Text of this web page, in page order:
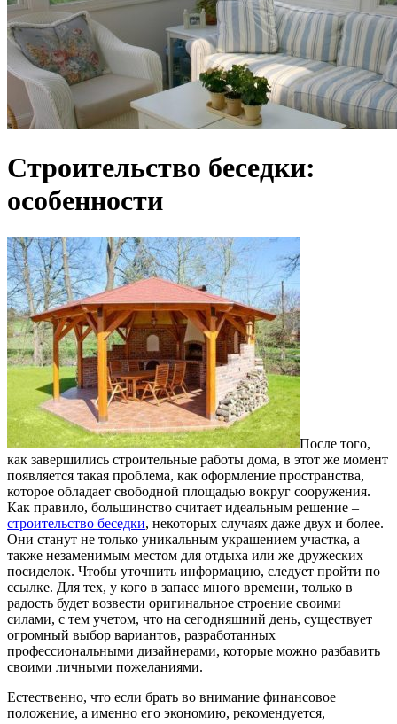
Строительство беседки:
особенности
После того,
как завершились строительные работы дома, в этот же момент
появляется такая проблема, как оформление пространства,
которое обладает свободной площадью вокруг сооружения.
Как правило, большинство считает идеальным решение –
строительство беседки, некоторых случаях даже двух и более.
Они станут не только уникальным украшением участка, а
также незаменимым местом для отдыха или же дружеских
посиделок. Чтобы уточнить информацию, следует пройти по
ссылке. Для тех, у кого в запасе много времени, только в
радость будет возвести оригинальное строение своими
силами, с тем учетом, что на сегодняшний день, существует
огромный выбор вариантов, разработанных
профессиональными дизайнерами, которые можно разбавить
своими личными пожеланиями.
Естественно, что если брать во внимание финансовое
положение, а именно его экономию, рекомендуется,